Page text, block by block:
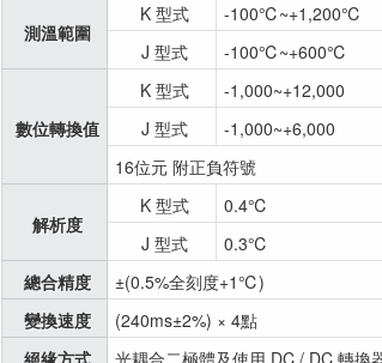
測溫範圍
K 型式 -100℃~+1,200℃
J 型式
-100℃~+600℃
數位轉換值
K 型式 -1,000~+12,000
J 型式
-1,000~+6,000
16位元 附正負符號
解析度
K 型式 0.4℃
J 型式
0.3℃
總合精度
±(0.5%全刻度+1℃)
變換速度
(240ms±2%) × 4點
絕緣方式
光耦合二極體及使用 DC / DC 轉換